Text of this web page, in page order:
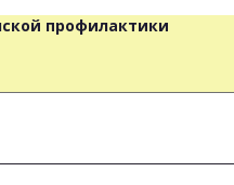
профилактики